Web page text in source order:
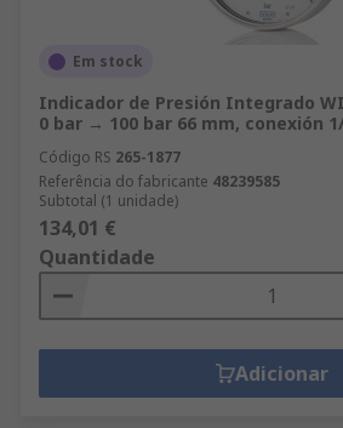
Em stock
Indicador de Presión Integrado
0 bar → 100 bar 66 mm, conexión
Código RS 265-1877
Referência do fabricante 48239585
Subtotal (1 unidade)
134,01 €
Quantidade
Adicionar